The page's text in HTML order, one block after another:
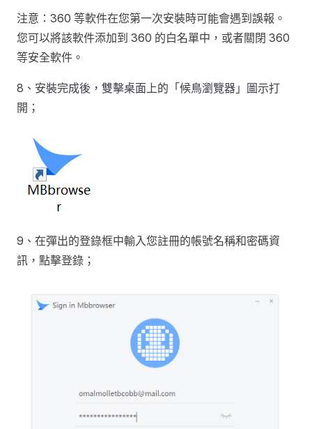
注意：360 等軟件在您第一次安裝時可能會遇到誤報。
您可以將該軟件添加到 360 的白名單中，或者關閉 360
等安全軟件。
8、安裝完成後，雙擊桌面上的「候鳥瀏覽器」圖示打
開；
9、在彈出的登錄框中輸入您註冊的帳號名稱和密碼資
訊，點擊登錄；